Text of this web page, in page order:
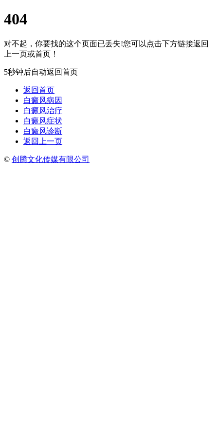
404
对不起，你要找的这个页面已丢失!您可以点击下方链接返回
上一页或首页！
5秒钟后自动返回首页
返回首页
白癜风病因
白癜风治疗
白癜风症状
白癜风诊断
返回上一页
© 创腾文化传媒有限公司